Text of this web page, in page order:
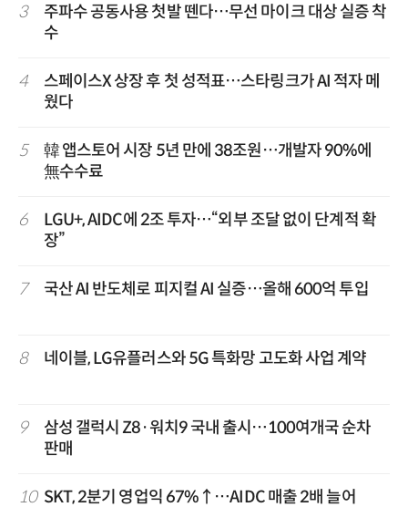
3
주파수 공동사용 첫발 뗀다…무선 마이크 대상 실증 착
수
4
스페이스X 상장 후 첫 성적표…스타링크가 AI 적자 메
웠다
5
韓 앱스토어 시장 5년 만에 38조원…개발자 90%에
無수수료
6
LGU+, AIDC에 2조 투자…“외부 조달 없이 단계적 확
장”
7 국산 AI 반도체로 피지컬 AI 실증…올해 600억 투입
8 네이블, LG유플러스와 5G 특화망 고도화 사업 계약
9
삼성 갤럭시 Z8·워치9 국내 출시…100여개국 순차
판매
10 SKT, 2분기 영업익 67%↑…AIDC 매출 2배 늘어